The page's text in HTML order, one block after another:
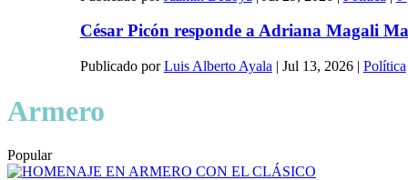
César Picón responde a Adriana Magali
Publicado porLuis Alberto Ayala | Jul 13, 2026| Política
Armero
Popular